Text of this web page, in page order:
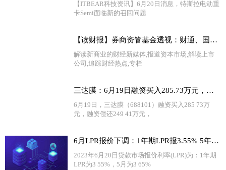
【ITBEAR科技资讯】6月20日消息，特斯拉电动重
卡Semi面临新的召回问题
【读财报】券商资管基金透视：财通、国泰君安资管年内收益领跑 中银证券业绩垫底
解读新商业的财经新媒体,报道资本市场,解读上市
公司,追踪财经热点,专栏
三达膜：6月19日融资买入285.73万元，融资融券余额9855.35万元
6月19日，三达膜（688101）融资买入285 73万
元，融资偿还249 41万元，
6月LPR报价下调：1年期LPR报3.55% 5年期报4.20%
2023年6月20日贷款市场报价利率(LPR)为：1年期
LPR为3 55%，5月为3 65%